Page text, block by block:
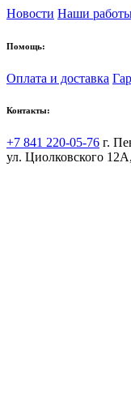
Новости Наши
Помощь:
Оплата и доставка
Контакты:
+7 841 220-05-76 г.
ул. Циолковского